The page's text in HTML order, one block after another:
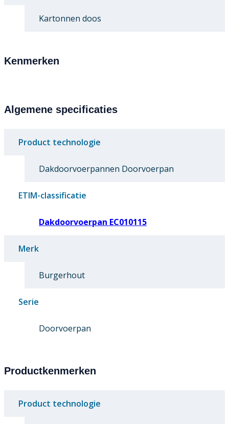
Kartonnen doos
Kenmerken
Algemene specificaties
Product technologie
Dakdoorvoerpannen Doorvoerpan
ETIM-classificatie
Dakdoorvoerpan EC010115
Merk
Burgerhout
Serie
Doorvoerpan
Productkenmerken
Product technologie